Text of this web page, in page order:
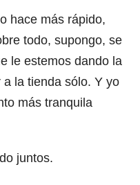
hace más rápido,
todo, supongo, se
le estemos dando la
la tienda sólo. Y yo
más tranquila
juntos.